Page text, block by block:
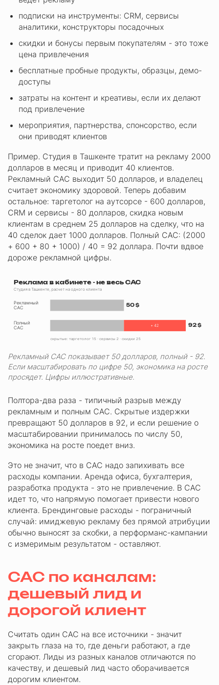
подписки на инструменты: CRM, сервисы
аналитики, конструкторы посадочных
скидки и бонусы первым покупателям - это тоже
цена привлечения
бесплатные пробные продукты, образцы, демо-
доступы
затраты на контент и креативы, если их делают
под привлечение
мероприятия, партнерства, спонсорство, если
они приводят клиентов
Пример. Студия в Ташкенте тратит на рекламу 2000
долларов в месяц и приводит 40 клиентов.
Рекламный CAC выходит 50 долларов, и владелец
считает экономику здоровой. Теперь добавим
остальное: таргетолог на аутсорсе - 600 долларов,
CRM и сервисы - 80 долларов, скидка новым
клиентам в среднем 25 долларов на сделку, что на
40 сделок дает 1000 долларов. Полный CAC: (2000
+ 600 + 80 + 1000) / 40 = 92 доллара. Почти вдвое
дороже рекламной цифры.
Реклама в кабинете - не весь CAC
Студия в Ташкенте, расчет на одного клиента
Рекламный
CAC
50 $
Полный
CAC
+ 42 92 $
скрытые: таргетолог 15 · сервисы 2 · скидки 25
Рекламный CAC показывает 50 долларов, полный - 92.
Если масштабировать по цифре 50, экономика на росте
просядет. Цифры иллюстративные.
Полтора-два раза - типичный разрыв между
рекламным и полным CAC. Скрытые издержки
превращают 50 долларов в 92, и если решение о
масштабировании принималось по числу 50,
экономика на росте поедет вниз.
Это не значит, что в CAC надо запихивать все
расходы компании. Аренда офиса, бухгалтерия,
разработка продукта - это не привлечение. В CAC
идет то, что напрямую помогает привести нового
клиента. Брендинговые расходы - пограничный
случай: имиджевую рекламу без прямой атрибуции
обычно выносят за скобки, а перформанс-кампании
с измеримым результатом - оставляют.
CAC по каналам:
дешевый лид и
дорогой клиент
Считать один CAC на все источники - значит
закрыть глаза на то, где деньги работают, а где
сгорают. Лиды из разных каналов отличаются по
качеству, и дешевый лид часто оборачивается
дорогим клиентом.